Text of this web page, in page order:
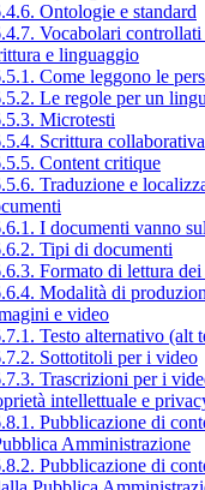
Ontologie e standard
Vocabolari controllati
e linguaggio
Come leggono le
Le regole per un
Microtesti
Scrittura collaborativa
Content critique
Traduzione e
I documenti vanno
Tipi di documenti
Formato di lettura
Modalità di
e video
Testo alternativo (alt
Sottotitoli per i video
Trascrizioni per i
intellettuale e
Pubblicazione di
Amministrazione
Pubblicazione di